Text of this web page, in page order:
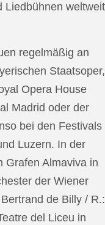
Liedbühnen weltweit
regelmäßig an
Staatsoper,
Opera House
Madrid oder der
bei den Festivals
Luzern. In der
Grafen Almaviva in
der Wiener
de Billy / R.:
del Liceu in